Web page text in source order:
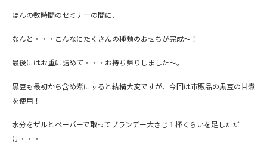
ほんの数時間のセミナーの間に、
なんと・・・こんなにたくさんの種類のおせちが完成～！
最後にはお重に詰めて・・・お持ち帰りしました～。
黒豆も最初から含め煮にすると結構大変ですが、今回は市販品の黒豆の甘煮
を使用！
水分をザルとペーパーで取ってブランデー大さじ１杯くらいを足しただ
け・・・